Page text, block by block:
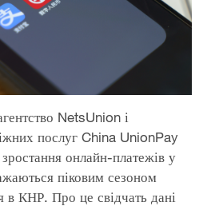
NetsUnion і
послуг China UnionPay
онлайн-платежів у
піковим сезоном
в КНР. Про це свідчать дані